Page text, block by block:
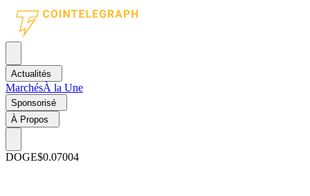
Actualités
MarchésÀ la Une
Sponsorisé
À Propos
DOGE$0.07004